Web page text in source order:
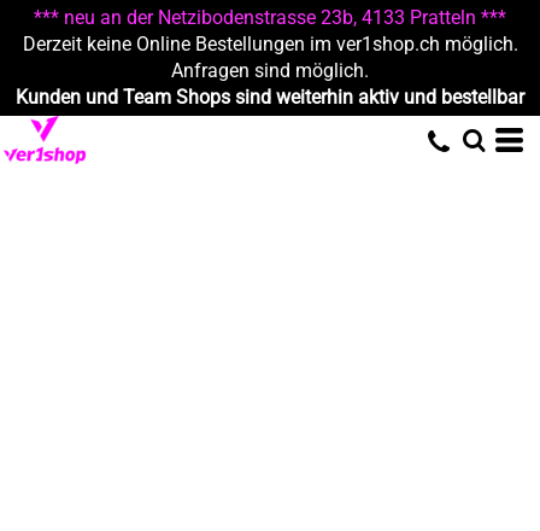
*** neu an der Netzibodenstrasse 23b, 4133 Pratteln ***
Derzeit keine Online Bestellungen im ver1shop.ch möglich.
Anfragen sind möglich.
Kunden und Team Shops sind weiterhin aktiv und bestellbar